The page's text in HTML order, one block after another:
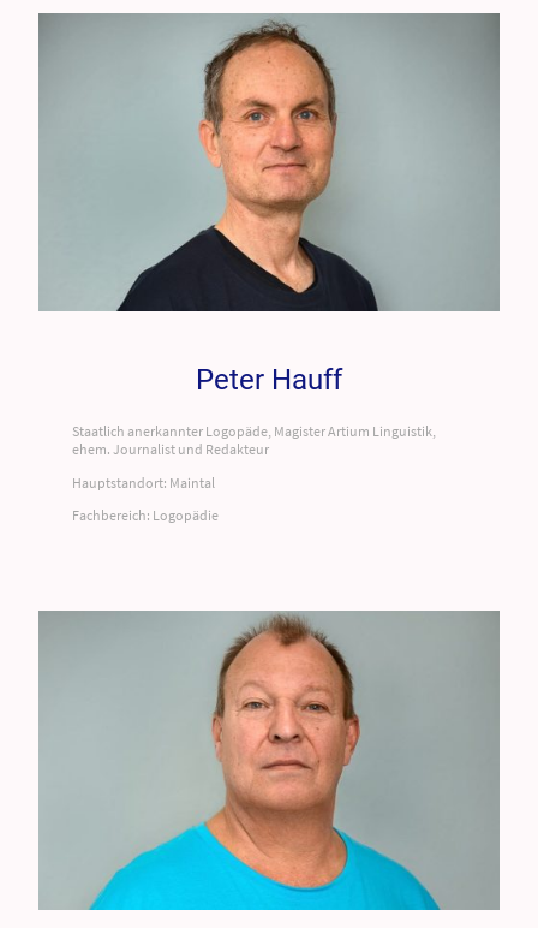
Peter Hauff
Staatlich anerkannter Logopäde, Magister Artium Linguistik,
ehem. Journalist und Redakteur
Hauptstandort: Maintal
Fachbereich: Logopädie